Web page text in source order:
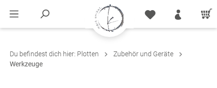
Du befindest dich hier: Plotten
Zubehör und Geräte
Werkzeuge